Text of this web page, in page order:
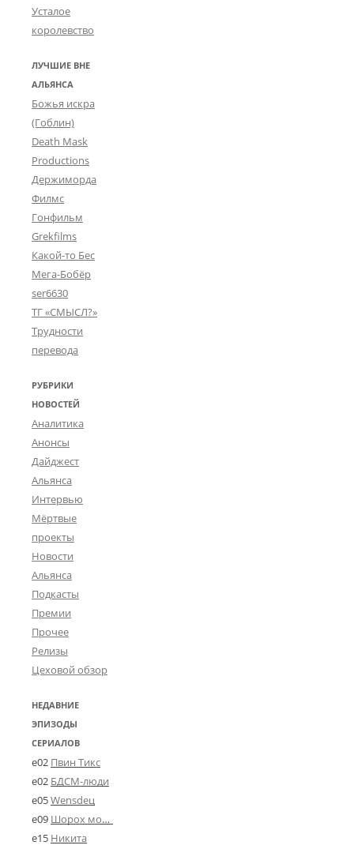
Усталое
королевство
ЛУЧШИЕ ВНЕ
АЛЬЯНСА
Божья искра
(Гоблин)
Death Mask
Productions
Держиморда
Филмс
Гонфильм
Grekfilms
Какой-то Бес
Мега-Бобёр
ser6630
ТГ «СМЫСЛ?»
Трудности
перевода
РУБРИКИ
НОВОСТЕЙ
Аналитика
Анонсы
Дайджест
Альянса
Интервью
Мёртвые
проекты
Новости
Альянса
Подкасты
Премии
Прочее
Релизы
Цеховой обзор
НЕДАВНИЕ
ЭПИЗОДЫ
СЕРИАЛОВ
e02 Пвин Тикс
e02 БДСМ-люди
e05Wensdeц
e09 Шорох мозговины
e15 Никита